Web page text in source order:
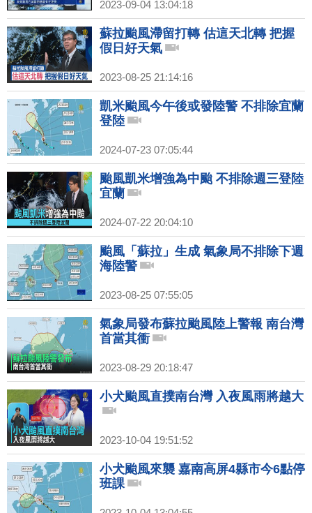
2023-09-04 13:04:18
蘇拉颱風滯留打轉 估這天北轉 把握
假日好天氣
2023-08-25 21:14:16
凱米颱風今午後或發陸警 不排除宜蘭
登陸
2024-07-23 07:05:44
颱風凱米增強為中颱 不排除週三登陸
宜蘭
2024-07-22 20:04:10
颱風「蘇拉」生成 氣象局不排除下週
海陸警
2023-08-25 07:55:05
氣象局發布蘇拉颱風陸上警報 南台灣
首當其衝
2023-08-29 20:18:47
小犬颱風直撲南台灣 入夜風雨將越大
2023-10-04 19:51:52
小犬颱風來襲 嘉南高屏4縣市今6點停
班課